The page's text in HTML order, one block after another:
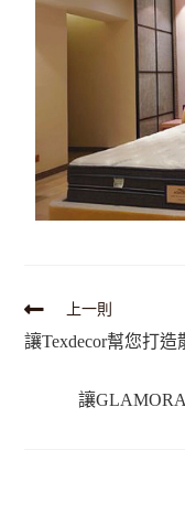
上一則
讓Texdecor幫您打
讓